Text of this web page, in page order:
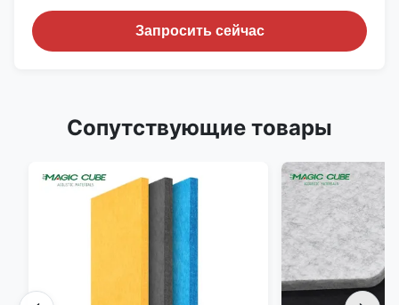
Запросить сейчас
Сопутствующие товары